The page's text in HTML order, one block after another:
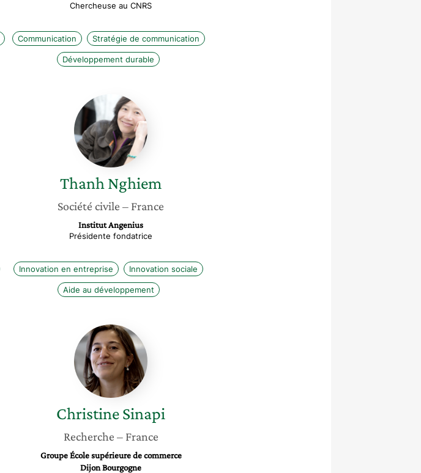
Chercheuse au CNRS
Communication Stratégie de communication
Développement durable
Thanh
Nghiem
Thanh Nghiem
Société civile – France
Institut Angenius
Présidente fondatrice
Innovation en entreprise Innovation sociale
Aide au développement
Christine
Sinapi
ChristineSinapi
Recherche – France
Groupe École supérieure de commerce
Dijon Bourgogne